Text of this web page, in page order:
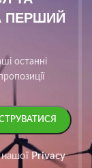
ПЕРШИЙ
останні
Privacy